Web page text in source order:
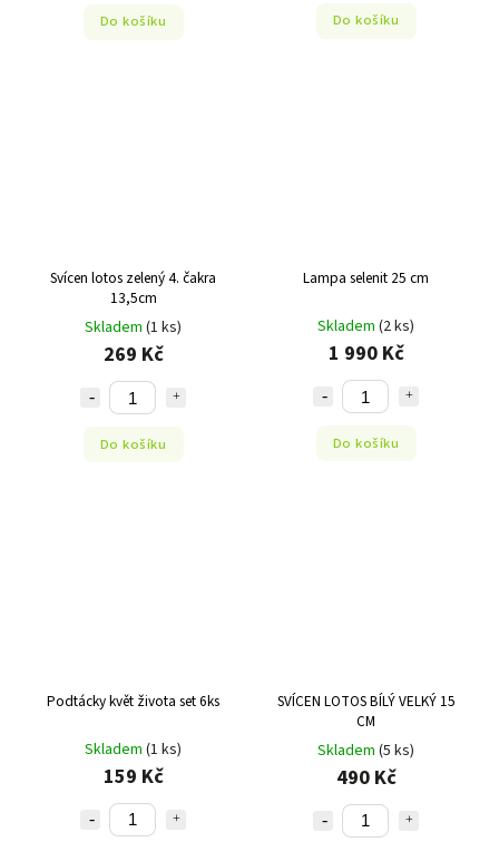
Do košíku Do košíku
Svícen lotos zelený 4. čakra
13,5cm
Skladem (1 ks)
269 Kč
Do košíku
Lampa selenit 25 cm
Skladem (2 ks)
1 990 Kč
Do košíku
Podtácky květ života set 6ks
Skladem (1 ks)
159 Kč
SVÍCEN LOTOS BÍLÝ VELKÝ 15
CM
Skladem (5 ks)
490 Kč